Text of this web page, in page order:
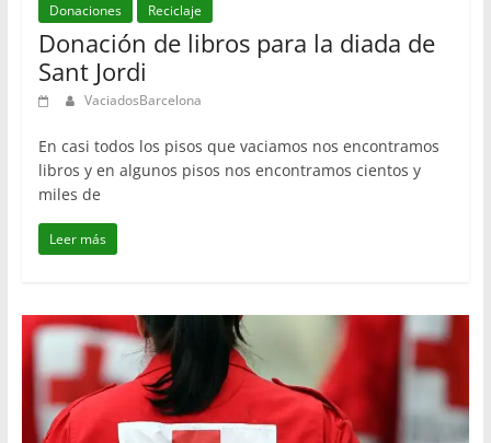
Donaciones Reciclaje
Donación de libros para la diada de
Sant Jordi
VaciadosBarcelona
En casi todos los pisos que vaciamos nos encontramos
libros y en algunos pisos nos encontramos cientos y
miles de
Leer más